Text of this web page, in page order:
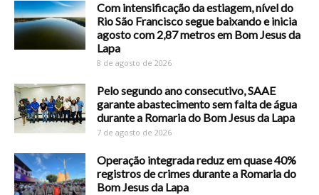
Com intensificação da estiagem, nível do
Rio São Francisco segue baixando e inicia
agosto com 2,87 metros em Bom Jesus da
Lapa
8 de agosto de 2026
Pelo segundo ano consecutivo, SAAE
garante abastecimento sem falta de água
durante a Romaria do Bom Jesus da Lapa
7 de agosto de 2026
Operação integrada reduz em quase 40%
registros de crimes durante a Romaria do
Bom Jesus da Lapa